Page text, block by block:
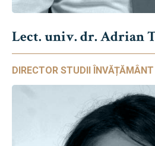
Lect. univ. dr. Adrian
DIRECTOR STUDII